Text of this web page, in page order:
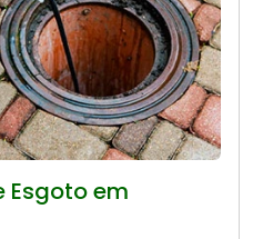
Esgoto em